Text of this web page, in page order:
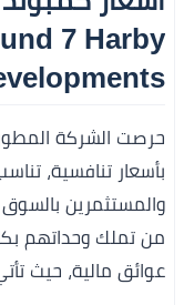
7 Harby
حرصت الشركة
بأسعار تنافسية،
والمستثمرين
من تملك وحداتهم
عوائق مالية، حيث